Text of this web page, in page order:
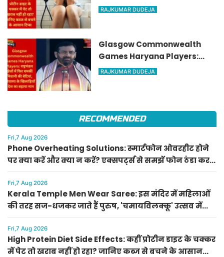
तो खराब नहीं हो रहा? जानिए कब्ज
RAJKUMAR DUDEJA
Glasgow Commonwealth
Games Haryana Players:
राष्ट्रमंडल खेलों में फिर चमकीं
RAJKUMAR DUDEJA
RECOMMENDED
Fri,7 Aug 2026
Phone Overheating Solutions: स्मार्टफोन ओवरहीट होने
पर क्या करें और क्या न करें? एक्सपर्ट्स से समझें फोन ठंडा करने
के सही उपाय
Fri,7 Aug 2026
Kerala Temple Men Wear Saree: इस मंदिर में महिलाओं
की तरह सज-धजकर जाते हैं पुरुष, 'चमायविलक्कू' उत्सव में
उमड़ती है भारी भीड़
Fri,7 Aug 2026
High Protein Diet Side Effects: कहीं प्रोटीन डाइट के चक्कर
में पेट तो खराब नहीं हो रहा? जानिए कब्ज से बचने के आसान